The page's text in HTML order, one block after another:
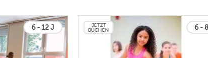
6 - 12 J
JETZT
BUCHEN
6 -